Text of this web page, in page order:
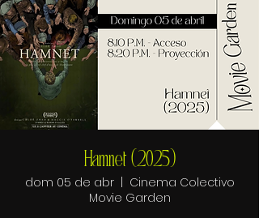
Hamnet (2025)
dom 05 de abr
  |
Cinema Colectivo
Movie Garden